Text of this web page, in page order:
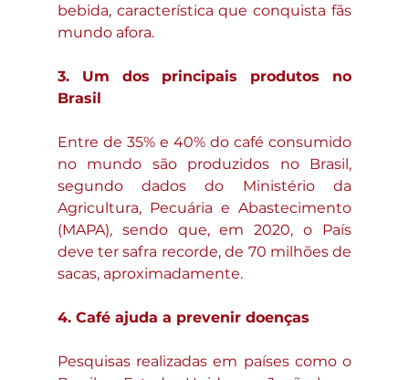
bebida, característica que conquista fãs
mundo afora.
3. Um dos principais produtos no
Brasil
Entre de 35% e 40% do café consumido
no mundo são produzidos no Brasil,
segundo dados do Ministério da
Agricultura, Pecuária e Abastecimento
(MAPA), sendo que, em 2020, o País
deve ter safra recorde, de 70 milhões de
sacas, aproximadamente.
4. Café ajuda a prevenir doenças
Pesquisas realizadas em países como o